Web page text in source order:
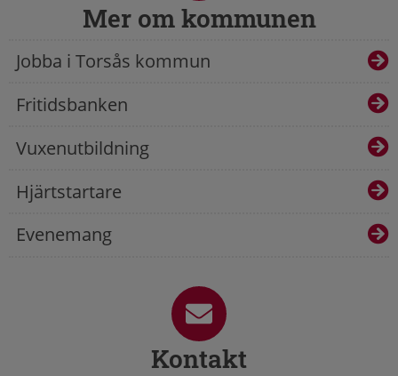
Mer om kommunen
Jobba i Torsås kommun
Fritidsbanken
Vuxenutbildning
Hjärtstartare
Evenemang
Kontakt